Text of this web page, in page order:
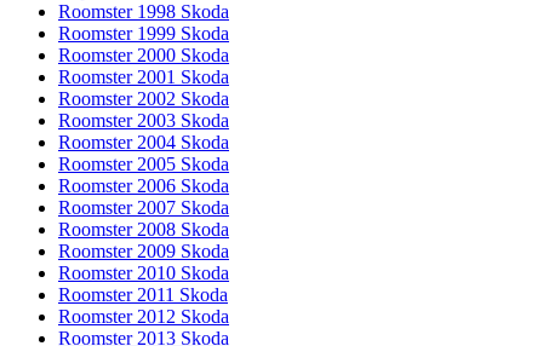
Roomster 1998 Skoda
Roomster 1999 Skoda
Roomster 2000 Skoda
Roomster 2001 Skoda
Roomster 2002 Skoda
Roomster 2003 Skoda
Roomster 2004 Skoda
Roomster 2005 Skoda
Roomster 2006 Skoda
Roomster 2007 Skoda
Roomster 2008 Skoda
Roomster 2009 Skoda
Roomster 2010 Skoda
Roomster 2011 Skoda
Roomster 2012 Skoda
Roomster 2013 Skoda